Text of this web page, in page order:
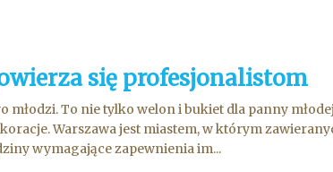
się profesjonalistom
młodzi. To nie tylko welon i bukiet dla panny
Warszawa jest miastem, w którym
wymagające zapewnienia im...